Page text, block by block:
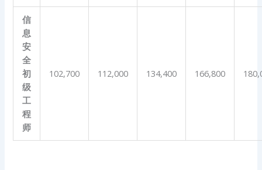
信
息
安
全
初
级
工
程
师
102,700 112,000 134,400 166,800